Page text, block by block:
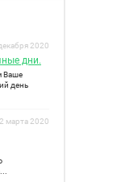
2020
дни.
Ваше
день
марта 2020